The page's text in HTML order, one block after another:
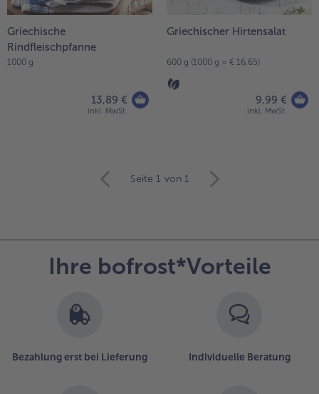
Griechische
Rindfleischpfanne
1000 g
13,89 €
inkl. MwSt.
Griechischer Hirtensalat
600 g (1000 g = € 16,65)
9,99 €
inkl. MwSt.
Es
befinden
Seite 1 von 1
Ihre bofrost*Vorteile
Bezahlung erst bei Lieferung Individuelle Beratung